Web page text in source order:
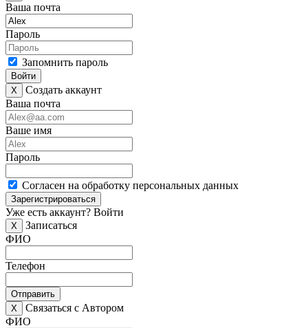
Ваша почта
Пароль
Запомнить пароль
Войти
X
Создать аккаунт
Ваша почта
Ваше имя
Пароль
Согласен на обработку персональных данных
Зарегистрироваться
Уже есть аккаунт? Войти
X
Записаться
ФИО
Телефон
Отправить
X
Связаться с Автором
ФИО